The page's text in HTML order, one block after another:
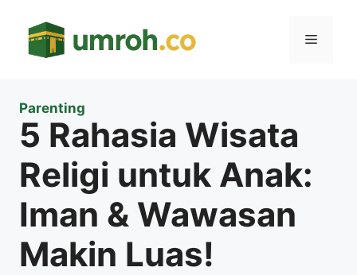
Menu
Parenting
5 Rahasia Wisata
Religi untuk Anak:
Iman & Wawasan
Makin Luas!